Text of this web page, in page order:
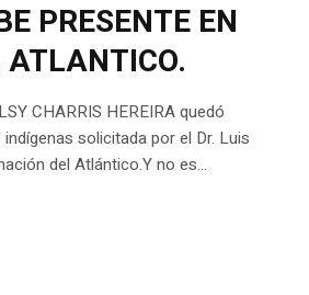
PRESENTE EN
ATLANTICO.
CHARRIS HEREIRA quedó
solicitada por el Dr. Luis
del Atlántico.Y no es...